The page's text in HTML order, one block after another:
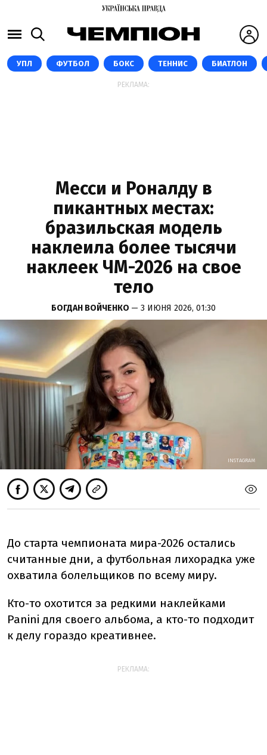
УПЛ ФУТБОЛ БОКС ТЕННИС БИАТЛОН
РЕКЛАМА:
Месси и Роналду в
пикантных местах:
бразильская модель
наклеила более тысячи
наклеек ЧМ-2026 на свое
тело
БОГДАН ВОЙЧЕНКО — 3 ИЮНЯ 2026, 01:30
INSTAGRAM
До старта чемпионата мира-2026 остались
считанные дни, а футбольная лихорадка уже
охватила болельщиков по всему миру.
Кто-то охотится за редкими наклейками
Panini для своего альбома, а кто-то подходит
к делу гораздо креативнее.
РЕКЛАМА: